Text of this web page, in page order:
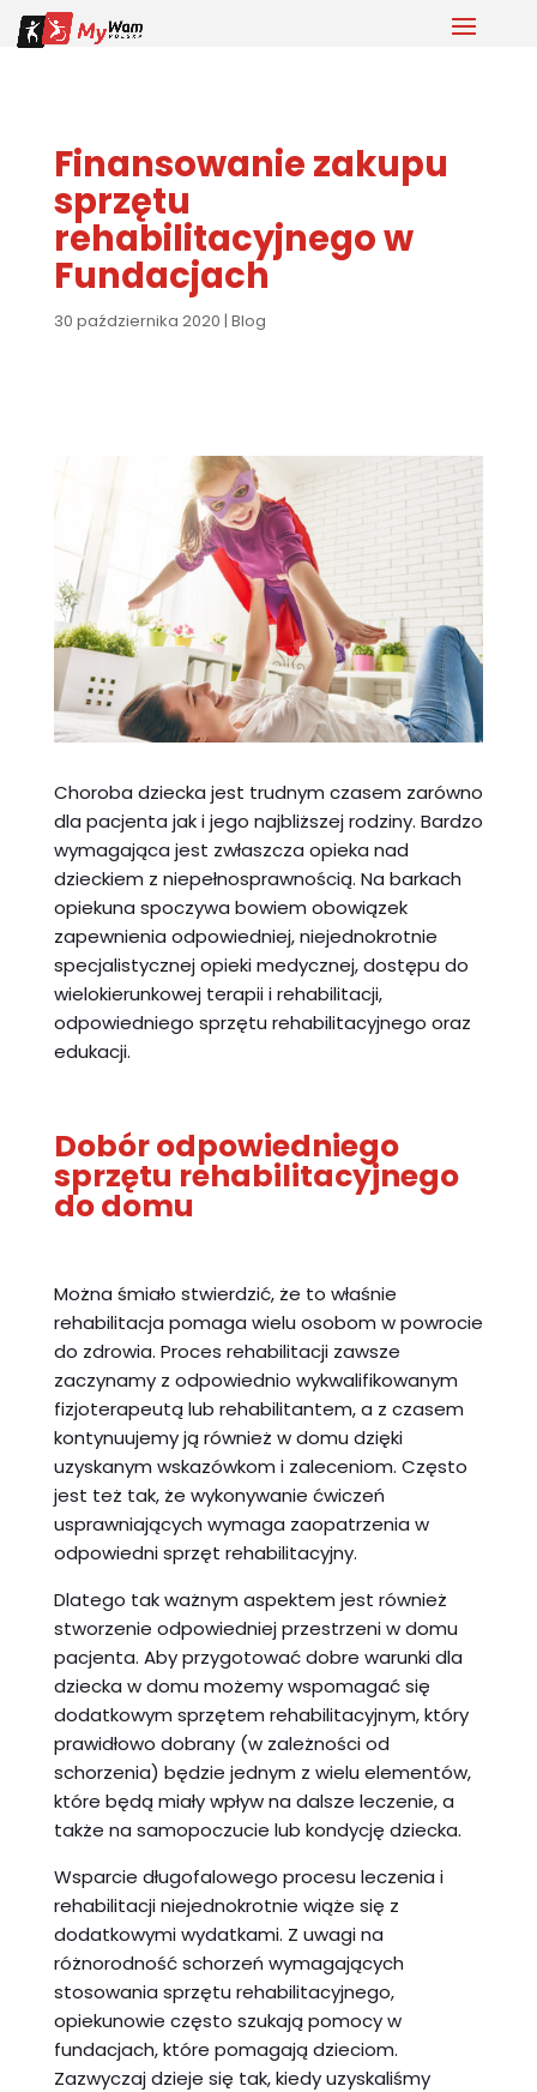
Finansowanie zakupu
sprzętu
rehabilitacyjnego w
Fundacjach
30 października 2020 | Blog
Choroba dziecka jest trudnym czasem zarówno
dla pacjenta jak i jego najbliższej rodziny. Bardzo
wymagająca jest zwłaszcza opieka nad
dzieckiem z niepełnosprawnością. Na barkach
opiekuna spoczywa bowiem obowiązek
zapewnienia odpowiedniej, niejednokrotnie
specjalistycznej opieki medycznej, dostępu do
wielokierunkowej terapii i rehabilitacji,
odpowiedniego sprzętu rehabilitacyjnego oraz
edukacji.
Dobór odpowiedniego
sprzętu rehabilitacyjnego
do domu
Można śmiało stwierdzić, że to właśnie
rehabilitacja pomaga wielu osobom w powrocie
do zdrowia. Proces rehabilitacji zawsze
zaczynamy z odpowiednio wykwalifikowanym
fizjoterapeutą lub rehabilitantem, a z czasem
kontynuujemy ją również w domu dzięki
uzyskanym wskazówkom i zaleceniom. Często
jest też tak, że wykonywanie ćwiczeń
usprawniających wymaga zaopatrzenia w
odpowiedni sprzęt rehabilitacyjny.
Dlatego tak ważnym aspektem jest również
stworzenie odpowiedniej przestrzeni w domu
pacjenta. Aby przygotować dobre warunki dla
dziecka w domu możemy wspomagać się
dodatkowym sprzętem rehabilitacyjnym, który
prawidłowo dobrany (w zależności od
schorzenia) będzie jednym z wielu elementów,
które będą miały wpływ na dalsze leczenie, a
także na samopoczucie lub kondycję dziecka.
Wsparcie długofalowego procesu leczenia i
rehabilitacji niejednokrotnie wiąże się z
dodatkowymi wydatkami. Z uwagi na
różnorodność schorzeń wymagających
stosowania sprzętu rehabilitacyjnego,
opiekunowie często szukają pomocy w
fundacjach, które pomagają dzieciom.
Zazwyczaj dzieje się tak, kiedy uzyskaliśmy